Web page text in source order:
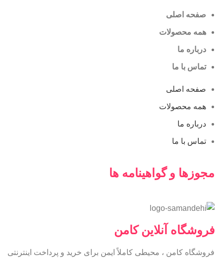
صفحه اصلی
همه محصولات
درباره ما
تماس با ما
صفحه اصلی
همه محصولات
درباره ما
تماس با ما
مجوزها و گواهینامه ها
فروشگاه آنلاین کامن
فروشگاه کامن ، محیطی کاملاً ایمن برای خرید و پرداخت اینترنتی